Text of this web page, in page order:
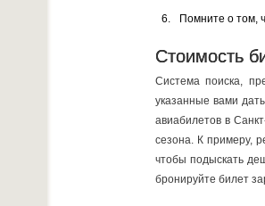
Помните о том,
Стоимость
Система поиска,
указанные вами
авиабилетов в
сезона. К примеру,
чтобы подыскать
бронируйте билет